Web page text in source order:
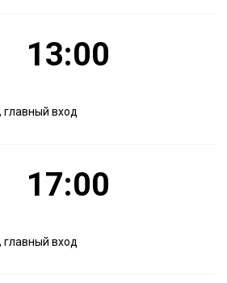
13:00
вход
17:00
вход